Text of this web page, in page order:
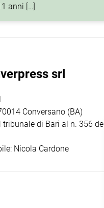
anni […]
srl
Conversano (BA)
di Bari al n. 356 del
Nicola Cardone